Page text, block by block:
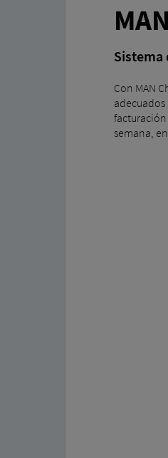
Sistema
Con MAN
facturación
semana,